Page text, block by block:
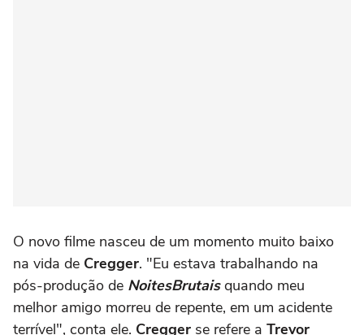
O novo filme nasceu de um momento muito baixo
na vida de Cregger. "Eu estava trabalhando na
pós-produção de NoitesBrutaisquando meu
melhor amigo morreu de repente, em um acidente
terrível", conta ele. Cregger se refere a Trevor